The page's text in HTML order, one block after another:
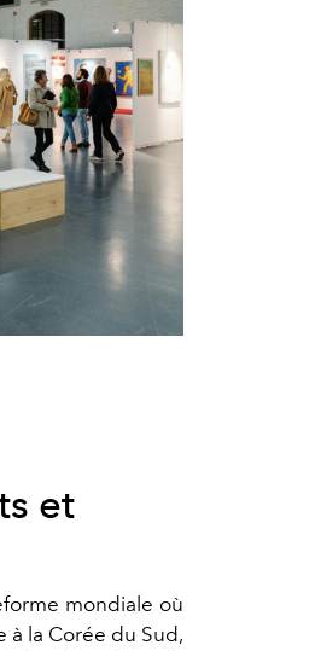
et
mondiale où
à la Corée du Sud,